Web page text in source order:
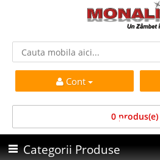
Cont
0 produs(e)
Categorii Produse